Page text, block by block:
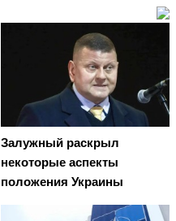
Залужный раскрыл
некоторые аспекты
положения Украины